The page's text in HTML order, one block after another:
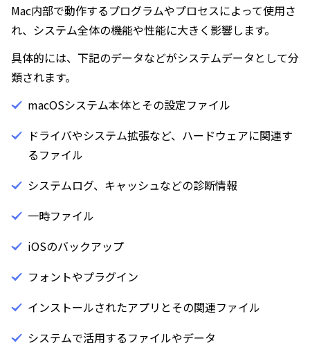
Mac内部で動作するプログラムやプロセスによって使用さ
れ、システム全体の機能や性能に大きく影響します。
具体的には、下記のデータなどがシステムデータとして分
類されます。
macOSシステム本体とその設定ファイル
ドライバやシステム拡張など、ハードウェアに関連す
るファイル
システムログ、キャッシュなどの診断情報
一時ファイル
iOSのバックアップ
フォントやプラグイン
インストールされたアプリとその関連ファイル
システムで活用するファイルやデータ